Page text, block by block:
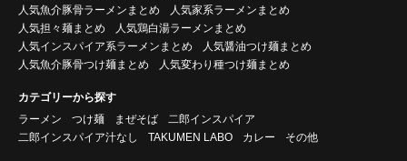
人気魚介豚骨ラーメンまとめ
人気家系ラーメンまとめ
人気担々麺まとめ
人気鶏白湯ラーメンまとめ
人気インスパイア系ラーメンまとめ
人気醤油つけ麺まとめ
人気魚介豚骨つけ麺まとめ
人気変わり種つけ麺まとめ
カテゴリーから探す
ラーメン
つけ麺 まぜそば
二郎インスパイア
二郎インスパイア汁なし
TAKUMEN LABO カレー その他